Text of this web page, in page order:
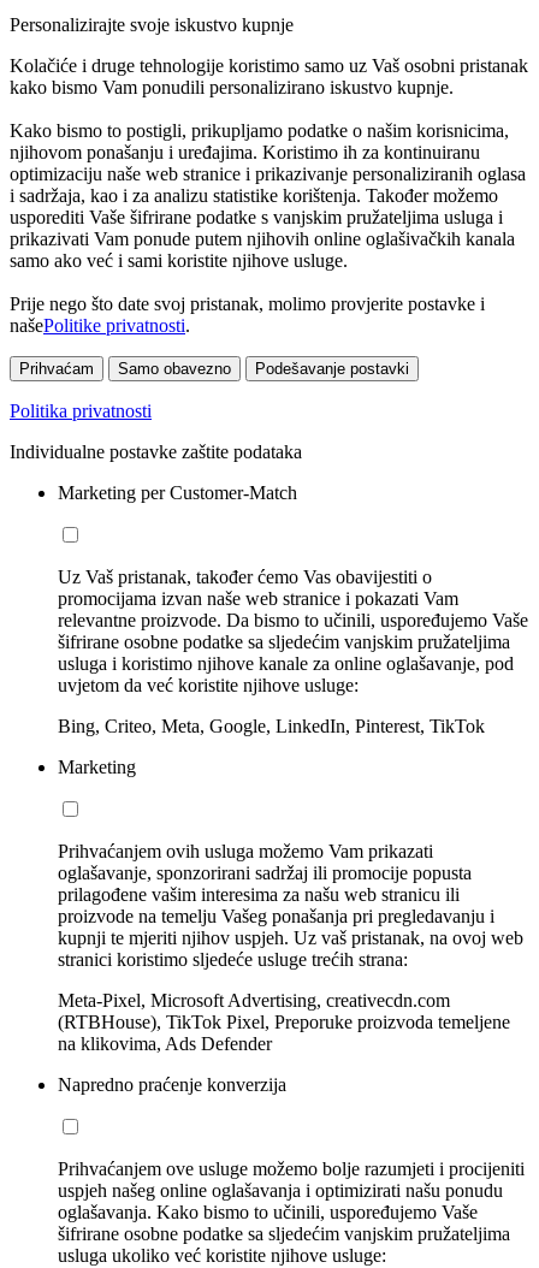
Personalizirajte svoje iskustvo kupnje
Kolačiće i druge tehnologije koristimo samo uz Vaš osobni pristanak
kako bismo Vam ponudili personalizirano iskustvo kupnje.
Kako bismo to postigli, prikupljamo podatke o našim korisnicima,
njihovom ponašanju i uređajima. Koristimo ih za kontinuiranu
optimizaciju naše web stranice i prikazivanje personaliziranih oglasa
i sadržaja, kao i za analizu statistike korištenja. Također možemo
usporediti Vaše šifrirane podatke s vanjskim pružateljima usluga i
prikazivati Vam ponude putem njihovih online oglašivačkih kanala
samo ako već i sami koristite njihove usluge.
Prije nego što date svoj pristanak, molimo provjerite postavke i
našePolitike privatnosti.
Prihvaćam Samo obavezno Podešavanje postavki
Politika privatnosti
Individualne postavke zaštite podataka
Marketing per Customer-Match
Uz Vaš pristanak, također ćemo Vas obavijestiti o
promocijama izvan naše web stranice i pokazati Vam
relevantne proizvode. Da bismo to učinili, uspoređujemo Vaše
šifrirane osobne podatke sa sljedećim vanjskim pružateljima
usluga i koristimo njihove kanale za online oglašavanje, pod
uvjetom da već koristite njihove usluge:
Bing, Criteo, Meta, Google, LinkedIn, Pinterest, TikTok
Marketing
Prihvaćanjem ovih usluga možemo Vam prikazati
oglašavanje, sponzorirani sadržaj ili promocije popusta
prilagođene vašim interesima za našu web stranicu ili
proizvode na temelju Vašeg ponašanja pri pregledavanju i
kupnji te mjeriti njihov uspjeh. Uz vaš pristanak, na ovoj web
stranici koristimo sljedeće usluge trećih strana:
Meta-Pixel, Microsoft Advertising, creativecdn.com
(RTBHouse), TikTok Pixel, Preporuke proizvoda temeljene
na klikovima, Ads Defender
Napredno praćenje konverzija
Prihvaćanjem ove usluge možemo bolje razumjeti i procijeniti
uspjeh našeg online oglašavanja i optimizirati našu ponudu
oglašavanja. Kako bismo to učinili, uspoređujemo Vaše
šifrirane osobne podatke sa sljedećim vanjskim pružateljima
usluga ukoliko već koristite njihove usluge: